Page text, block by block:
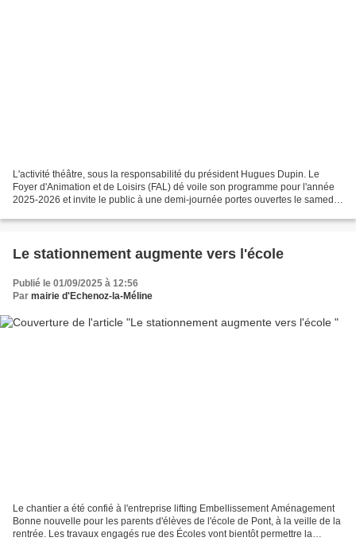
L'activité théâtre, sous la responsabilité du président Hugues Dupin. Le
Foyer d'Animation et de Loisirs (FAL) dé voile son programme pour l'année
2025-2026 et invite le public à une demi-journée portes ouvertes le samedi
Le stationnement augmente vers l'école
Publié le 01/09/2025 à 12:56
Par mairie d'Echenoz-la-Méline
Le chantier a été confié à l'entreprise lifting Embellissement Aménagement
Bonne nouvelle pour les parents d'élèves de l'école de Pont, à la veille de la
rentrée. Les travaux engagés rue des Écoles vont bientôt permettre la